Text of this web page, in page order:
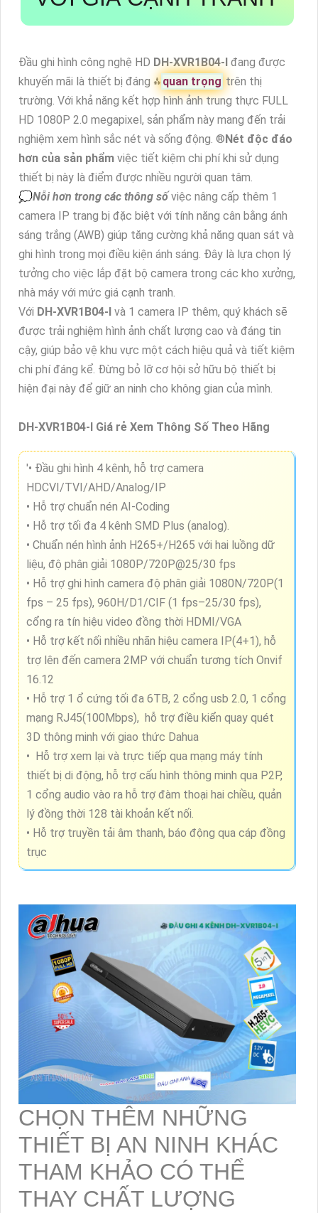
Đầu ghi hình công nghệ HD DH-XVR1B04-I đang được
khuyến mãi là thiết bị đáng ⁂ quan trọng trên thị
trường. Với khả năng kết hợp hình ảnh trung thực FULL
HD 1080P 2.0 megapixel, sản phẩm này mang đến trải
nghiệm xem hình sắc nét và sống động. ®️Nét độc đáo
hơn của sản phẩm việc tiết kiệm chi phí khi sử dụng
thiết bị này là điểm được nhiều người quan tâm.
💭Nỗi hơn trong các thông sốviệc nâng cấp thêm 1
camera IP trang bị đặc biệt với tính năng cân bằng ánh
sáng trắng (AWB) giúp tăng cường khả năng quan sát và
ghi hình trong mọi điều kiện ánh sáng. Đây là lựa chọn lý
tưởng cho việc lắp đặt bộ camera trong các kho xưởng,
nhà máy với mức giá cạnh tranh.
Với DH-XVR1B04-I và 1 camera IP thêm, quý khách sẽ
được trải nghiệm hình ảnh chất lượng cao và đáng tin
cậy, giúp bảo vệ khu vực một cách hiệu quả và tiết kiệm
chi phí đáng kể. Đừng bỏ lỡ cơ hội sở hữu bộ thiết bị
hiện đại này để giữ an ninh cho không gian của mình.
DH-XVR1B04-I Giá rẻ Xem Thông Số Theo Hãng
'• Đầu ghi hình 4 kênh, hỗ trợ camera
HDCVI/TVI/AHD/Analog/IP
• Hỗ trợ chuẩn nén AI-Coding
• Hỗ trợ tối đa 4 kênh SMD Plus (analog).
• Chuẩn nén hình ảnh H265+/H265 với hai luồng dữ
liệu, độ phân giải 1080P/720P@25/30 fps
• Hỗ trợ ghi hình camera độ phân giải 1080N/720P(1
fps – 25 fps), 960H/D1/CIF (1 fps–25/30 fps),
cổng ra tín hiệu video đồng thời HDMI/VGA
• Hỗ trợ kết nối nhiều nhãn hiệu camera IP(4+1), hỗ
trợ lên đến camera 2MP với chuẩn tương tích Onvif
16.12
• Hỗ trợ 1 ổ cứng tối đa 6TB, 2 cổng usb 2.0, 1 cổng
mạng RJ45(100Mbps), hỗ trợ điều kiển quay quét
3D thông minh với giao thức Dahua
• Hỗ trợ xem lại và trực tiếp qua mạng máy tính
thiết bị di động, hỗ trợ cấu hình thông minh qua P2P,
1 cổng audio vào ra hỗ trợ đàm thoại hai chiều, quản
lý đồng thời 128 tài khoản kết nối.
• Hỗ trợ truyền tải âm thanh, báo động qua cáp đồng
trục
CHỌN THÊM NHỮNG
THIẾT BỊ AN NINH KHÁC
THAM KHẢO CÓ THỂ
THAY CHẤT LƯỢNG